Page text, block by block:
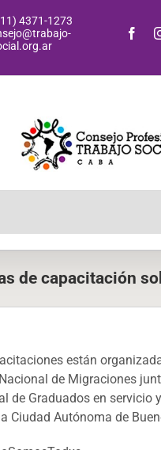
4371-1273
de capacitación
están
de Migraciones
de Graduados en servicio
Ciudad Autónoma de